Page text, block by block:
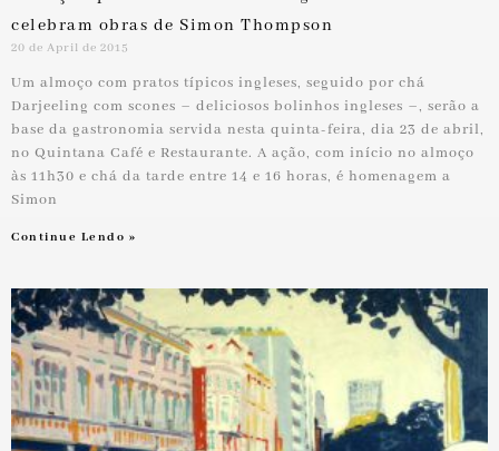
celebram obras de Simon Thompson
20 de April de 2015
Um almoço com pratos típicos ingleses, seguido por chá
Darjeeling com scones – deliciosos bolinhos ingleses –, serão a
base da gastronomia servida nesta quinta-feira, dia 23 de abril,
no Quintana Café e Restaurante. A ação, com início no almoço
às 11h30 e chá da tarde entre 14 e 16 horas, é homenagem a
Simon
Continue Lendo »